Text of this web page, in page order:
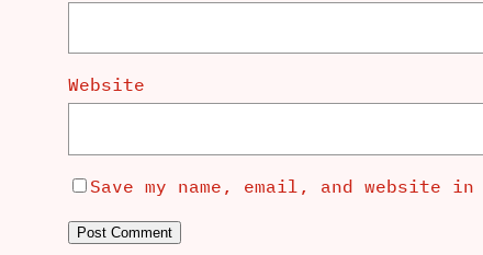
Website
Save my name, email, and website